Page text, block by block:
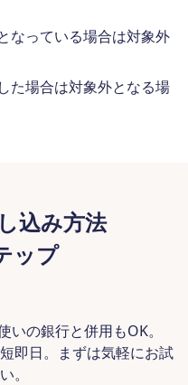
なっている場合は対象外
た場合は対象外となる場
込み方法
ップ
の銀行と併用もOK。
即日。まずは気軽にお試
。